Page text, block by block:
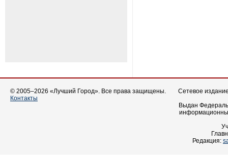
© 2005–2026 «Лучший Город». Все права защищены.
Контакты
Сетевое
Выдан
Редакция: